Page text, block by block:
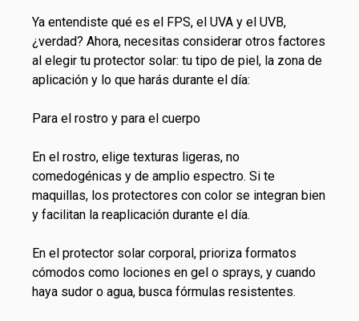
Ya entendiste qué es el FPS, el UVA y el UVB,
¿verdad? Ahora, necesitas considerar otros factores
al elegir tu protector solar: tu tipo de piel, la zona de
aplicación y lo que harás durante el día:
Para el rostro y para el cuerpo
En el rostro, elige texturas ligeras, no
comedogénicas y de amplio espectro. Si te
maquillas, los protectores con color se integran bien
y facilitan la reaplicación durante el día.
En el protector solar corporal, prioriza formatos
cómodos como lociones en gel o sprays, y cuando
haya sudor o agua, busca fórmulas resistentes.